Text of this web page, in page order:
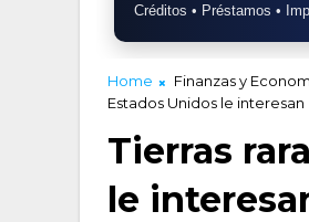
Créditos • Préstamos •
Home Finanzas y
Estados Unidos le interesan
Tierras
le